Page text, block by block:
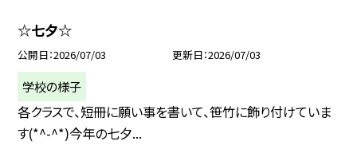
☆七夕☆
公開日 2026/07/03 更新日 2026/07/03
学校の様子
各クラスで、短冊に願い事を書いて、笹竹に飾り付けていま
す(*^-^*)今年の七夕...